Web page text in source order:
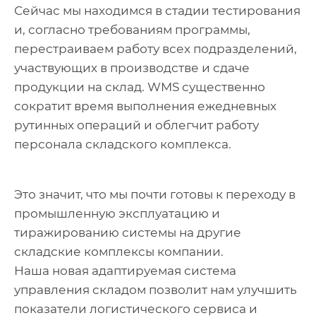
Сейчас мы находимся в стадии тестирования
и, согласно требованиям программы,
перестраиваем работу всех подразделений,
участвующих в производстве и сдаче
продукции на склад. WMS существенно
сократит время выполнения ежедневных
рутинных операций и облегчит работу
персонала складского комплекса.
Это значит, что мы почти готовы к переходу в
промышленную эксплуатацию и
тиражированию системы на другие
складские комплексы компании.
Наша новая адаптируемая система
управления складом позволит нам улучшить
показатели логистического сервиса и